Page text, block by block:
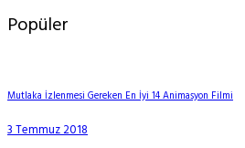
Popüler
Mutlaka İzlenmesi Gereken En İyi 14 Animasyon Filmi
3 Temmuz 2018